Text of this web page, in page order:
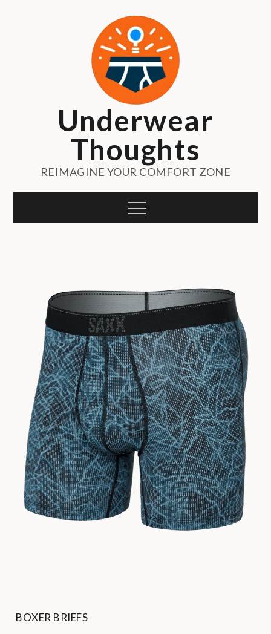
Underwear
Thoughts
REIMAGINE YOUR COMFORT ZONE
Menu
BOXER BRIEFS